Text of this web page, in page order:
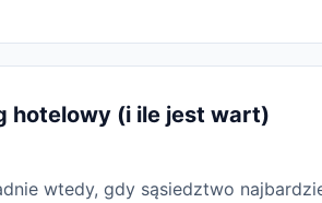
hotelowy (i ile jest wart)
wtedy, gdy sąsiedztwo